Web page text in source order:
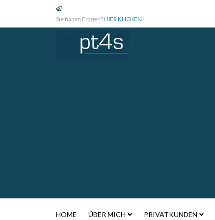
Sie haben Fragen?HIER KLICKEN!
HOME ÜBER MICH PRIVATKUNDEN